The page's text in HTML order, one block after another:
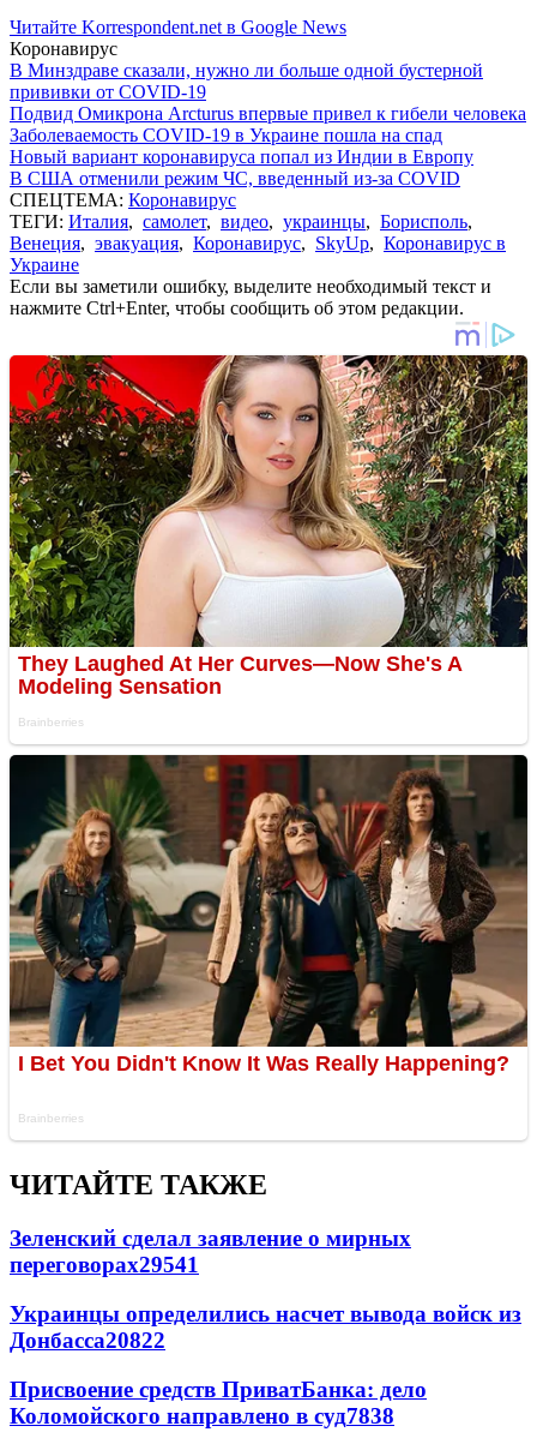
Читайте Korrespondent.net в Google News
Коронавирус
В Минздраве сказали, нужно ли больше одной бустерной
прививки от COVID-19
Подвид Омикрона Arcturus впервые привел к гибели человека
Заболеваемость COVID-19 в Украине пошла на спад
Новый вариант коронавируса попал из Индии в Европу
В США отменили режим ЧС, введенный из-за COVID
СПЕЦТЕМА: Коронавирус
ТЕГИ: Италия, самолет, видео, украинцы, Борисполь,
Венеция, эвакуация, Коронавирус, SkyUp, Коронавирус в
Украине
Если вы заметили ошибку, выделите необходимый текст и
нажмите Ctrl+Enter, чтобы сообщить об этом редакции.
ЧИТАЙТЕ ТАКЖЕ
Зеленский сделал заявление о мирных
переговорах29541
Украинцы определились насчет вывода войск из
Донбасса20822
Присвоение средств ПриватБанка: дело
Коломойского направлено в суд7838